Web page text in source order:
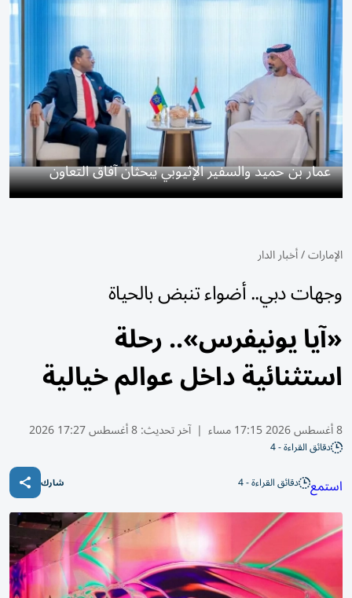
عمار بن حميد والسفير الإثيوبي يبحثان آفاق التعاون
الإمارات/أخبار الدار
وجهات دبي.. أضواء تنبض بالحياة
«آيا يونيفرس».. رحلة
استثنائية داخل عوالم خيالية
8 أغسطس 2026 17:15 مساء | آخر تحديث:8 أغسطس 17:27 2026
دقائق القراءة - 4
استمع دقائق القراءة - 4 شارك